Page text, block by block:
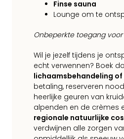
Finse sauna
Lounge om te
Onbeperkte toegang
Wil je jezelf tijdens je
echt verwennen? Boek
lichaamsbehandeling of
betaling, reserveren
heerlijke geuren van
alpenden en de crèmes
regionale natuurlijke
verdwijnen alle zorgen